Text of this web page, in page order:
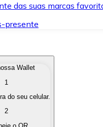
das suas marcas
presente
de seu interesse de
em moeda fiduciária
Wallet
1
do seu celular.
2